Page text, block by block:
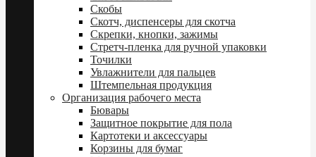
Скобы
Скотч, диспенсеры для скотча
Скрепки, кнопки, зажимы
Стретч-пленка для ручной упаковки
Точилки
Увлажнители для пальцев
Штемпельная продукция
Организация рабочего места
Бювары
Защитное покрытие для пола
Картотеки и аксессуары
Корзины для бумаг